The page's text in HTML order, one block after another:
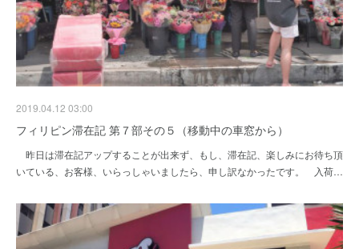
2019.04.12 03:00
フィリピン滞在記 第７部その５（移動中の車窓から）
昨日は滞在記アップすることが出来ず、もし、滞在記、楽しみにお待ち頂
いている、お客様、いらっしゃいましたら、申し訳なかったです。 入荷…